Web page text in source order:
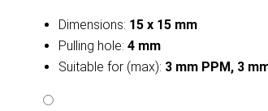
Dimensions: 15 x 15 mm
Pulling hole: 4 mm
Suitable for (max): 3 mm PPM, 3